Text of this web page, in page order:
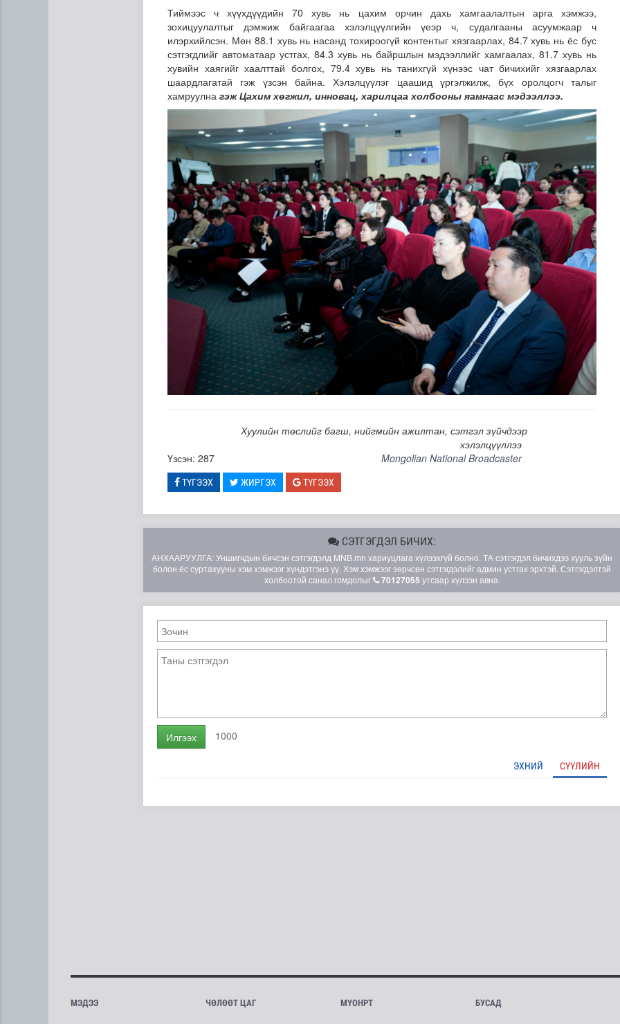
Тиймээс ч хүүхдүүдийн 70 хувь нь цахим орчин дахь хамгаалалтын арга хэмжээ,
зохицуулалтыг дэмжиж байгаагаа хэлэлцүүлгийн үеэр ч, судалгааны асуумжаар ч
илэрхийлсэн. Мөн 88.1 хувь нь насанд тохироогүй контентыг хязгаарлах, 84.7 хувь нь ёс бус
сэтгэгдлийг автоматаар устгах, 84.3 хувь нь байршлын мэдээллийг хамгаалах, 81.7 хувь нь
хувийн хаягийг хаалттай болгох, 79.4 хувь нь танихгүй хүнээс чат бичихийг хязгаарлах
шаардлагатай гэж үзсэн байна. Хэлэлцүүлэг цаашид үргэлжилж, бүх оролцогч талыг
хамруулна гэж Цахим хөгжил, инновац, харилцаа холбооны яамнаас мэдээллээ.
Хуулийн төслийг багш, нийгмийн ажилтан, сэтгэл зүйчдээр
хэлэлцүүллээ
Үзсэн: 287
Mongolian National Broadcaster
ТҮГЭЭХ ЖИРГЭХ ТҮГЭЭХ
СЭТГЭГДЭЛ БИЧИХ:
АНХААРУУЛГА: Уншигчдын бичсэн сэтгэгдэлд MNB.mn хариуцлага хүлээхгүй болно. ТА сэтгэгдэл бичихдээ хууль зүйн
болон ёс суртахууны хэм хэмжээг хүндэтгэнэ үү. Хэм хэмжээг зөрчсөн сэтгэгдэлийг админ устгах эрхтэй. Сэтгэгдэлтэй
холбоотой санал гомдолыг
70127055 утсаар хүлээн авна.
Илгээх 1000
ЭХНИЙ СҮҮЛИЙН
МЭДЭЭ ЧӨЛӨӨТ ЦАГ МҮОНРТ БУСАД